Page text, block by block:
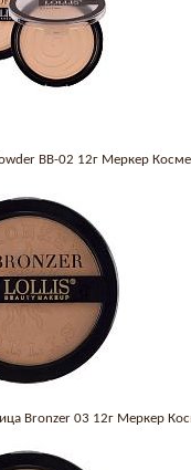
BB-02 12г Меркер
Bronzer 03 12г Меркер